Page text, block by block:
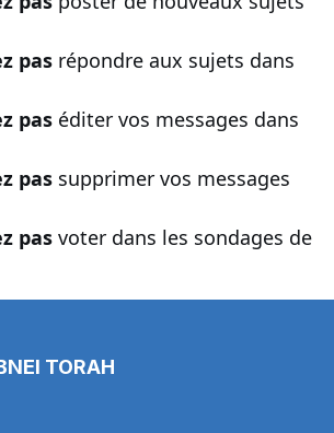
pas répondre aux sujets dans
pas éditer vos messages dans
pas supprimer vos messages
pas voter dans les sondages de
TORAH